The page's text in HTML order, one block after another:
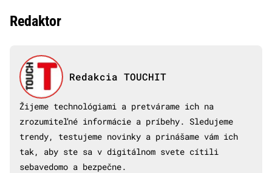
Redaktor
Redakcia TOUCHIT
Žijeme technológiami a pretvárame ich na
zrozumiteľné informácie a príbehy. Sledujeme
trendy, testujeme novinky a prinášame vám ich
tak, aby ste sa v digitálnom svete cítili
sebavedomo a bezpečne.